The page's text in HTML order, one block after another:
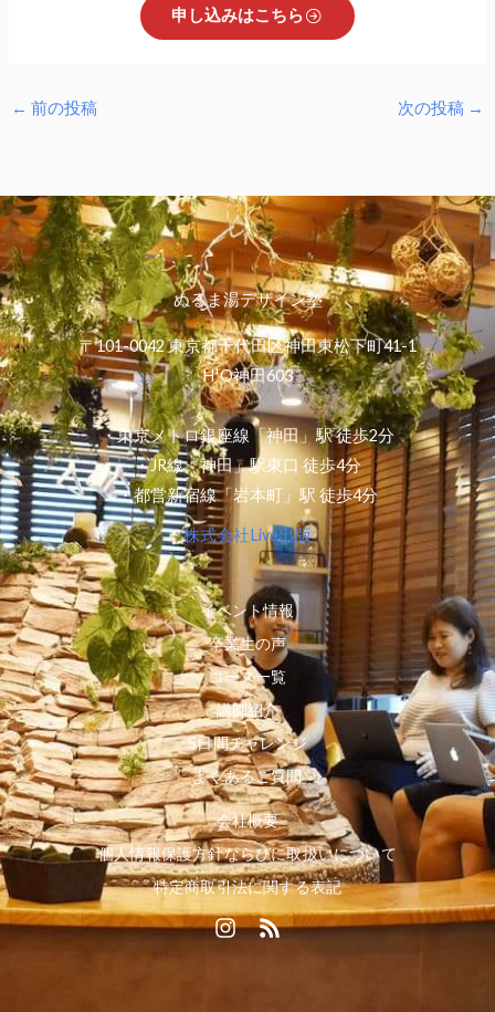
申し込みはこちら
← 前の投稿 次の投稿 →
ぬるま湯デザイン塾
〒101-0042 東京都千代田区神田東松下町41-1
H¹O神田603
・東京メトロ銀座線「神田」駅 徒歩2分
・JR線「神田」駅東口 徒歩4分
・都営新宿線「岩本町」駅 徒歩4分
株式会社Live出版
イベント情報
卒業生の声
コース一覧
講師紹介
5日間チャレンジ
よくあるご質問
会社概要
個人情報保護方針ならびに取扱いについて
特定商取引法に関する表記
I
n
R
s